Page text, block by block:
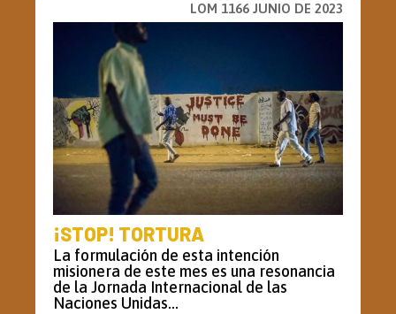
LOM 1166 JUNIO DE 2023
¡STOP! TORTURA
La formulación de esta intención
misionera de este mes es una resonancia
de la Jornada Internacional de las
Naciones Unidas...